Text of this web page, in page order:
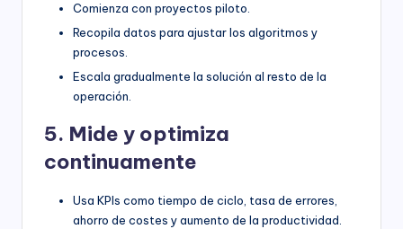
Comienza con proyectos piloto.
Recopila datos para ajustar los algoritmos y
procesos.
Escala gradualmente la solución al resto de la
operación.
5. Mide y optimiza
continuamente
Usa KPIs como tiempo de ciclo, tasa de errores,
ahorro de costes y aumento de la productividad.